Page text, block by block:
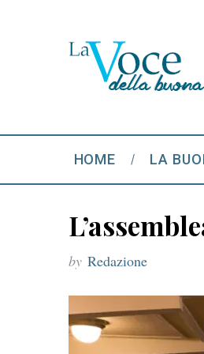
HOME LA
by Redazione